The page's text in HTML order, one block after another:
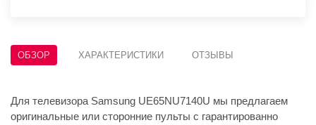
ОБЗОР ХАРАКТЕРИСТИКИ ОТЗЫВЫ
Для телевизора Samsung UE65NU7140U мы предлагаем
оригинальные или сторонние пульты с гарантированно